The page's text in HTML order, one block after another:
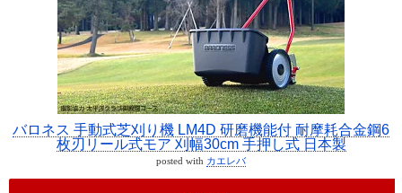
バロネス 手動式芝刈り機 LM4D 研磨機能付 耐摩耗合金鋼6
枚刃リール式モア 刈幅30cm 手押し式 日本製
posted with カエレバ